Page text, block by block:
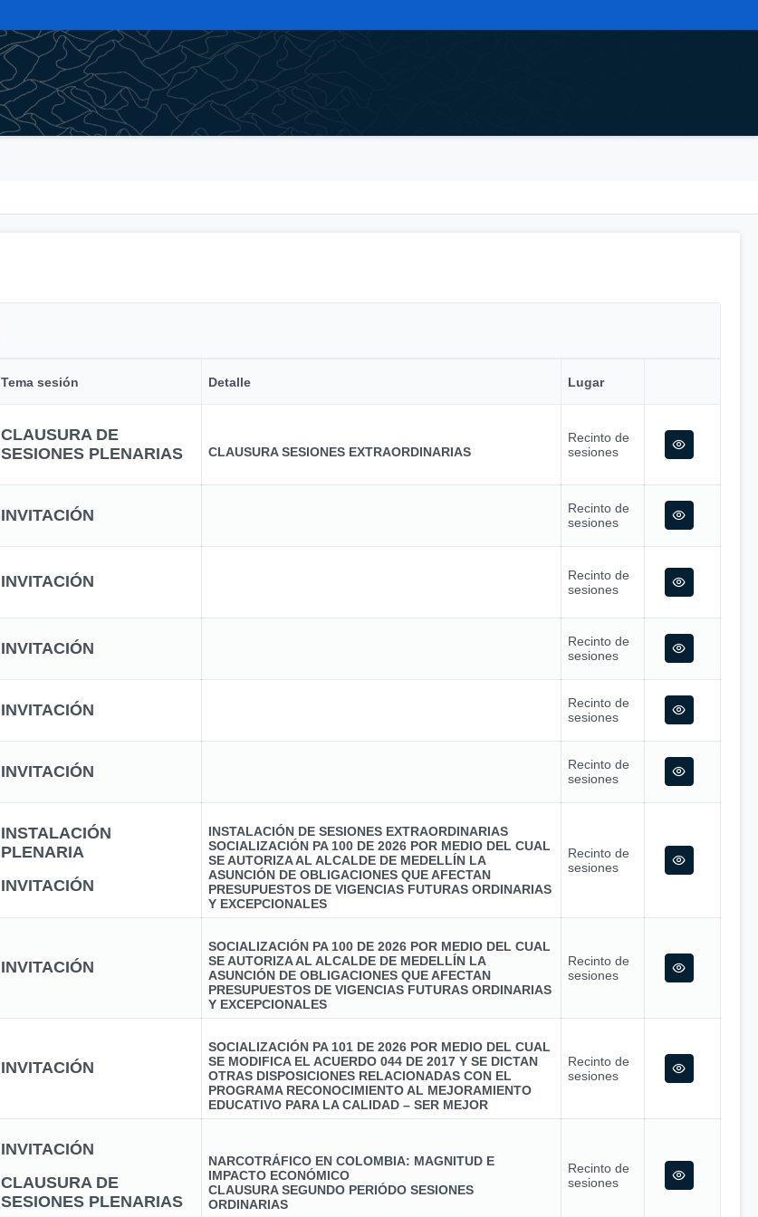
Tema sesión Detalle Lugar
CLAUSURA DE
SESIONES PLENARIAS
CLAUSURA SESIONES EXTRAORDINARIAS
Recinto de
sesiones
INVITACIÓN
Recinto de
sesiones
INVITACIÓN
Recinto de
sesiones
INVITACIÓN
Recinto de
sesiones
INVITACIÓN
Recinto de
sesiones
INVITACIÓN
Recinto de
sesiones
INSTALACIÓN
PLENARIA
INVITACIÓN
INSTALACIÓN DE SESIONES EXTRAORDINARIAS
SOCIALIZACIÓN PA 100 DE 2026 POR MEDIO DEL CUAL
SE AUTORIZA AL ALCALDE DE MEDELLÍN LA
ASUNCIÓN DE OBLIGACIONES QUE AFECTAN
PRESUPUESTOS DE VIGENCIAS FUTURAS ORDINARIAS
Y EXCEPCIONALES
Recinto de
sesiones
INVITACIÓN
SOCIALIZACIÓN PA 100 DE 2026 POR MEDIO DEL CUAL
SE AUTORIZA AL ALCALDE DE MEDELLÍN LA
ASUNCIÓN DE OBLIGACIONES QUE AFECTAN
PRESUPUESTOS DE VIGENCIAS FUTURAS ORDINARIAS
Y EXCEPCIONALES
Recinto de
sesiones
INVITACIÓN
SOCIALIZACIÓN PA 101 DE 2026 POR MEDIO DEL CUAL
SE MODIFICA EL ACUERDO 044 DE 2017 Y SE DICTAN
OTRAS DISPOSICIONES RELACIONADAS CON EL
PROGRAMA RECONOCIMIENTO AL MEJORAMIENTO
EDUCATIVO PARA LA CALIDAD – SER MEJOR
Recinto de
sesiones
INVITACIÓN
CLAUSURA DE
SESIONES PLENARIAS
NARCOTRÁFICO EN COLOMBIA: MAGNITUD E
IMPACTO ECONÓMICO
CLAUSURA SEGUNDO PERIÓDO SESIONES
ORDINARIAS
Recinto de
sesiones